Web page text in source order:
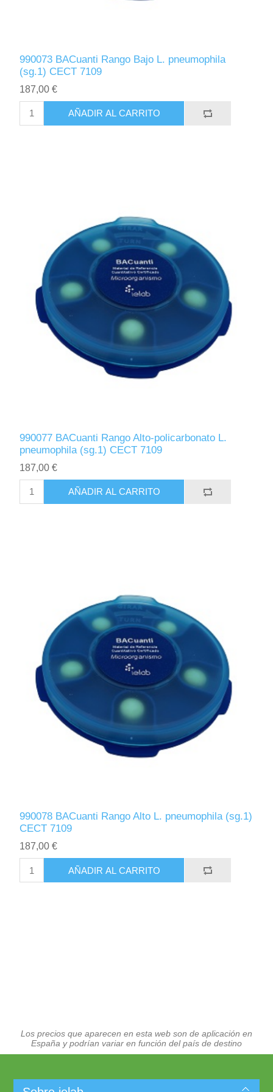
990073 BACuanti Rango Bajo L. pneumophila
(sg.1) CECT 7109
187,00 €
AÑADIR AL CARRITO
990077 BACuanti Rango Alto-policarbonato L.
pneumophila (sg.1) CECT 7109
187,00 €
AÑADIR AL CARRITO
990078 BACuanti Rango Alto L. pneumophila (sg.1)
CECT 7109
187,00 €
AÑADIR AL CARRITO
Los precios que aparecen en esta web son de aplicación en
España y podrían variar en función del país de destino